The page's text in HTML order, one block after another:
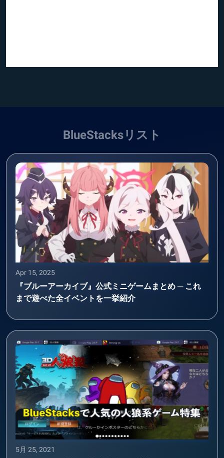
BlueStacksリスト
Apr 15, 2025
『ブルーアーカイブ』公式ミニゲームまとめ ─ これ
まで遊べた全イベントを一挙紹介
5月 25, 2021